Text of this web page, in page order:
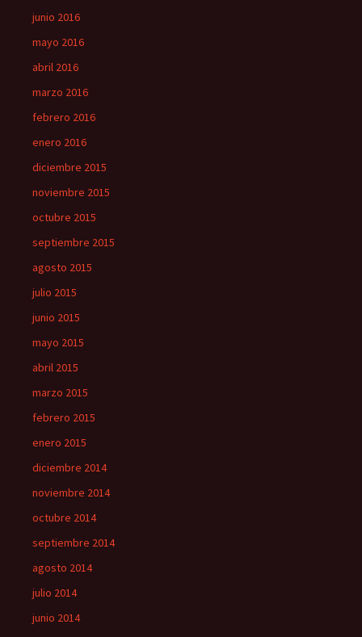
junio 2016
mayo 2016
abril 2016
marzo 2016
febrero 2016
enero 2016
diciembre 2015
noviembre 2015
octubre 2015
septiembre 2015
agosto 2015
julio 2015
junio 2015
mayo 2015
abril 2015
marzo 2015
febrero 2015
enero 2015
diciembre 2014
noviembre 2014
octubre 2014
septiembre 2014
agosto 2014
julio 2014
junio 2014